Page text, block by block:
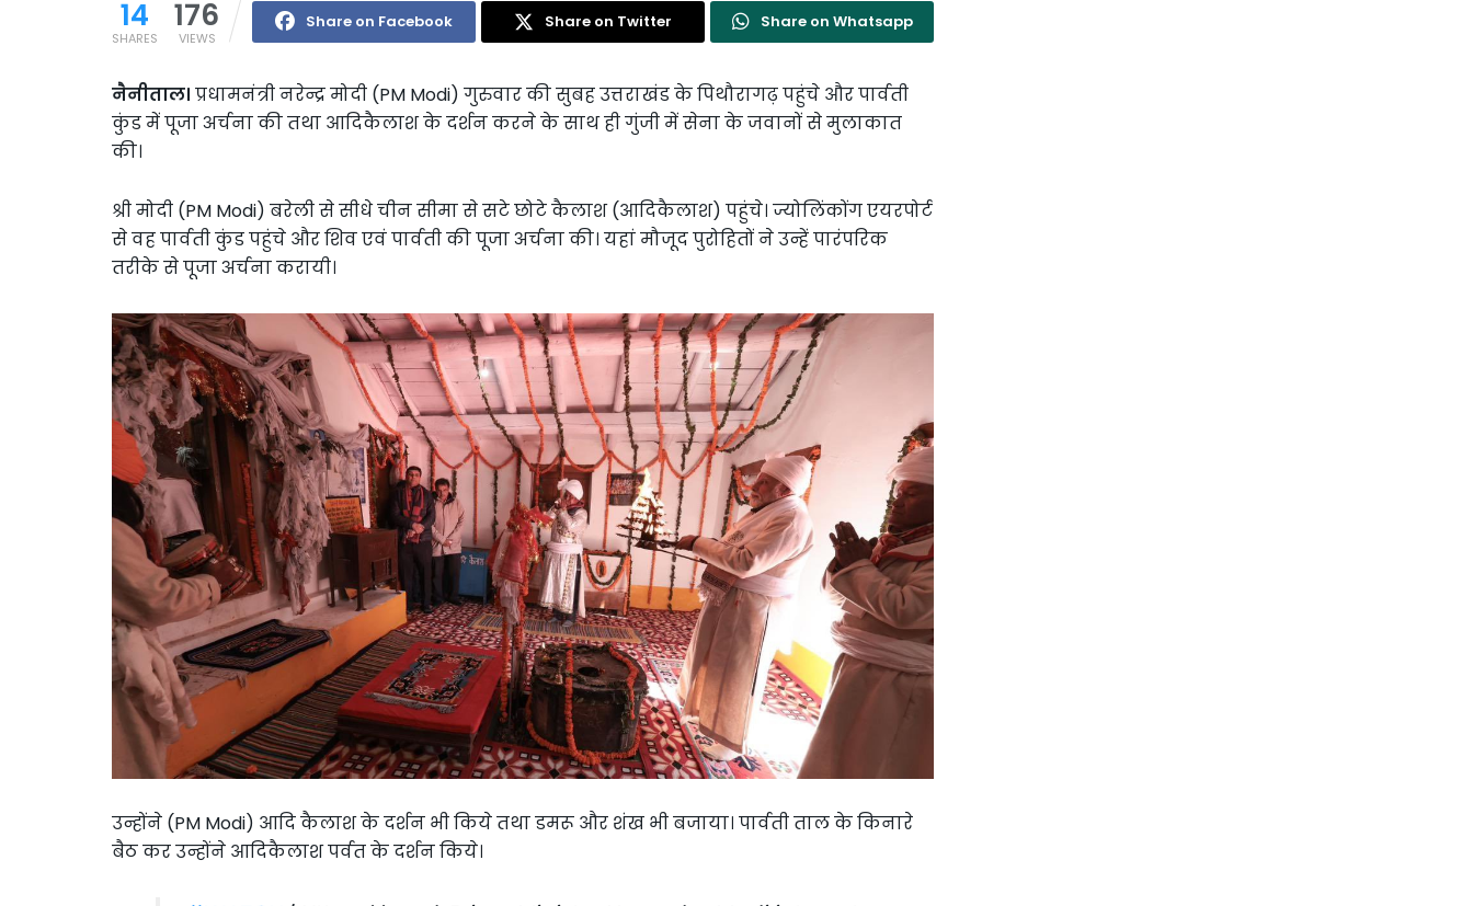
14
SHARES
176
VIEWS
Share on Facebook Share on Twitter Share on Whatsapp
नैनीताल। प्रधामनंत्री नरेन्द्र मोदी (PM Modi) गुरुवार की सुबह उत्तराखंड के पिथौरागढ़ पहुंचे और पार्वती
कुंड में पूजा अर्चना की तथा आदिकैलाश के दर्शन करने के साथ ही गुंजी में सेना के जवानों से मुलाकात
की।
श्री मोदी (PM Modi) बरेली से सीधे चीन सीमा से सटे छोटे कैलाश (आदिकैलाश) पहुंचे। ज्योलिंकोंग एयरपोर्ट
से वह पार्वती कुंड पहुंचे और शिव एवं पार्वती की पूजा अर्चना की। यहां मौजूद पुरोहितों ने उन्हें पारंपरिक
तरीके से पूजा अर्चना करायी।
उन्होंने (PM Modi) आदि कैलाश के दर्शन भी किये तथा डमरू और शंख भी बजाया। पार्वती ताल के किनारे
बैठ कर उन्होंने आदिकैलाश पर्वत के दर्शन किये।